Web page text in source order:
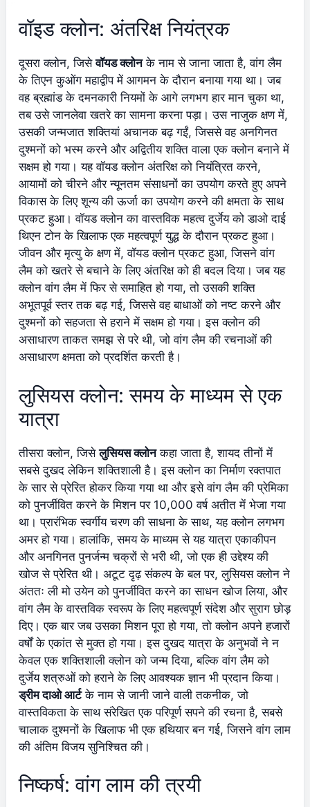
वॉइड क्लोन: अंतरिक्ष नियंत्रक
दूसरा क्लोन, जिसेवॉयड क्लोनके नाम से जाना जाता है, वांग लैम
के तिएन कुओंग महाद्वीप में आगमन के दौरान बनाया गया था। जब
वह ब्रह्मांड के दमनकारी नियमों के आगे लगभग हार मान चुका था,
तब उसे जानलेवा खतरे का सामना करना पड़ा। उस नाजुक क्षण में,
उसकी जन्मजात शक्तियां अचानक बढ़ गईं, जिससे वह अनगिनत
दुश्मनों को भस्म करने और अद्वितीय शक्ति वाला एक क्लोन बनाने में
सक्षम हो गया। यह वॉयड क्लोन अंतरिक्ष को नियंत्रित करने,
आयामों को चीरने और न्यूनतम संसाधनों का उपयोग करते हुए अपने
विकास के लिए शून्य की ऊर्जा का उपयोग करने की क्षमता के साथ
प्रकट हुआ। वॉयड क्लोन का वास्तविक महत्व दुर्जेय को डाओ दाई
थिएन टोन के खिलाफ एक महत्वपूर्ण युद्ध के दौरान प्रकट हुआ।
जीवन और मृत्यु के क्षण में, वॉयड क्लोन प्रकट हुआ, जिसने वांग
लैम को खतरे से बचाने के लिए अंतरिक्ष को ही बदल दिया। जब यह
क्लोन वांग लैम में फिर से समाहित हो गया, तो उसकी शक्ति
अभूतपूर्व स्तर तक बढ़ गई, जिससे वह बाधाओं को नष्ट करने और
दुश्मनों को सहजता से हराने में सक्षम हो गया। इस क्लोन की
असाधारण ताकत समझ से परे थी, जो वांग लैम की रचनाओं की
असाधारण क्षमता को प्रदर्शित करती है।
लुसियस क्लोन: समय के माध्यम से एक
यात्रा
तीसरा क्लोन, जिसेलुसियस क्लोनकहा जाता है, शायद तीनों में
सबसे दुखद लेकिन शक्तिशाली है। इस क्लोन का निर्माण रक्तपात
के सार से प्रेरित होकर किया गया था और इसे वांग लैम की प्रेमिका
को पुनर्जीवित करने के मिशन पर 10,000 वर्ष अतीत में भेजा गया
था। प्रारंभिक स्वर्गीय चरण की साधना के साथ, यह क्लोन लगभग
अमर हो गया। हालांकि, समय के माध्यम से यह यात्रा एकाकीपन
और अनगिनत पुनर्जन्म चक्रों से भरी थी, जो एक ही उद्देश्य की
खोज से प्रेरित थी। अटूट दृढ़ संकल्प के बल पर, लुसियस क्लोन ने
अंततः ली मो उयेन को पुनर्जीवित करने का साधन खोज लिया, और
वांग लैम के वास्तविक स्वरूप के लिए महत्वपूर्ण संदेश और सुराग छोड़
दिए। एक बार जब उसका मिशन पूरा हो गया, तो क्लोन अपने हजारों
वर्षों के एकांत से मुक्त हो गया। इस दुखद यात्रा के अनुभवों ने न
केवल एक शक्तिशाली क्लोन को जन्म दिया, बल्कि वांग लैम को
दुर्जेय शत्रुओं को हराने के लिए आवश्यक ज्ञान भी प्रदान किया।
ड्रीम दाओ आर्टके नाम से जानी जाने वाली तकनीक, जो
वास्तविकता के साथ संरेखित एक परिपूर्ण सपने की रचना है, सबसे
चालाक दुश्मनों के खिलाफ भी एक हथियार बन गई, जिसने वांग लाम
की अंतिम विजय सुनिश्चित की।
निष्कर्ष: वांग लाम की त्रयी